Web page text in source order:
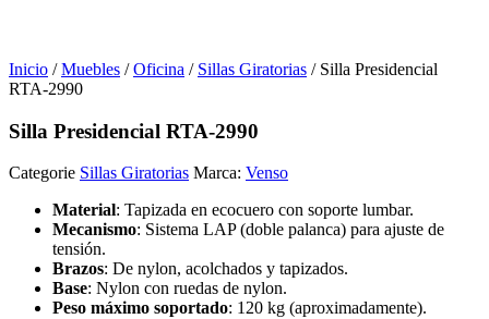
Inicio /Muebles /Oficina / Sillas Giratorias / Silla Presidencial
RTA-2990
Silla Presidencial RTA-2990
Categorie Sillas Giratorias Marca: Venso
Material: Tapizada en ecocuero con soporte lumbar.
Mecanismo: Sistema LAP (doble palanca) para ajuste de
tensión.
Brazos: De nylon, acolchados y tapizados.
Base: Nylon con ruedas de nylon.
Peso máximo soportado: 120 kg (aproximadamente).